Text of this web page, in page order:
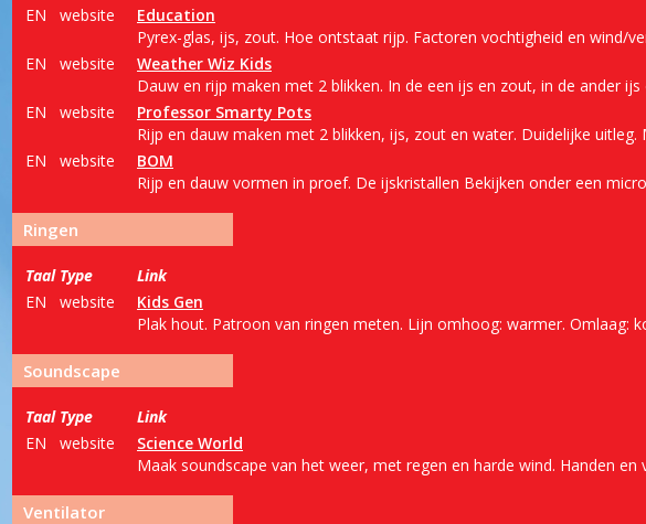
EN
website
Education
Pyrex-glas, ijs, zout. Hoe ontstaat rijp. Factoren vochtigheid en wind/
EN
website
Weather Wiz Kids
Dauw en rijp maken met 2 blikken. In de een ijs en zout, in de ander ijs
EN
website
Professor Smarty Pots
Rijp en dauw maken met 2 blikken, ijs, zout en water. Duidelijke
EN
website
BOM
Rijp en dauw vormen in proef. De ijskristallen Bekijken onder een
Ringen
Taal Type
Link
EN
website
Kids Gen
Plak hout. Patroon van ringen meten. Lijn omhoog: warmer. Omlaag:
Soundscape
Taal Type
Link
EN
website
Science World
Maak soundscape van het weer, met regen en harde wind. Handen en
Ventilator